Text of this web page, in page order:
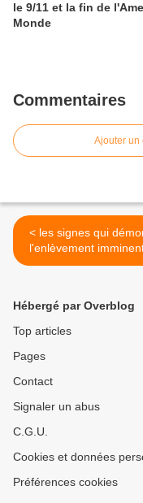
le 9/11 et la fin de
Monde
Commentaires
Ajouter un
< les signes qui démontre
l'enlèvement imminent
l'Eglise de Jésus
Hébergé par Overblog
Top articles
Pages
Contact
Signaler un abus
C.G.U.
Cookies et données
Préférences cookies